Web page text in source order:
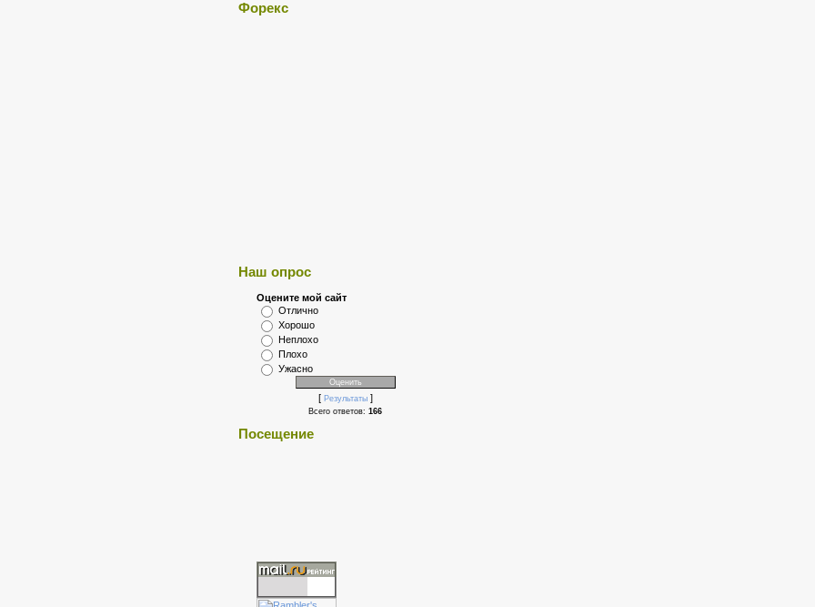
Форекс
Наш опрос
Оцените мой сайт
Отлично
Хорошо
Неплохо
Плохо
Ужасно
[ Результаты]
Всего ответов: 166
Посещение